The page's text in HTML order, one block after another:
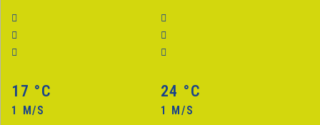
17 °C
1 M/S
24 °C
1 M/S